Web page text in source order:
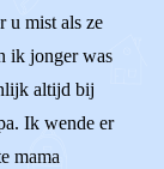
u mist als ze
ik jonger was
altijd bij
Ik wende er
mama